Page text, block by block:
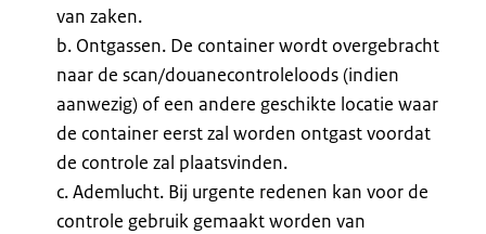
van zaken.
b. Ontgassen. De container wordt overgebracht
naar de scan/douanecontroleloods (indien
aanwezig) of een andere geschikte locatie waar
de container eerst zal worden ontgast voordat
de controle zal plaatsvinden.
c. Ademlucht. Bij urgente redenen kan voor de
controle gebruik gemaakt worden van